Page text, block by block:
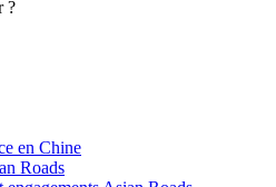
?
en Chine
Roads